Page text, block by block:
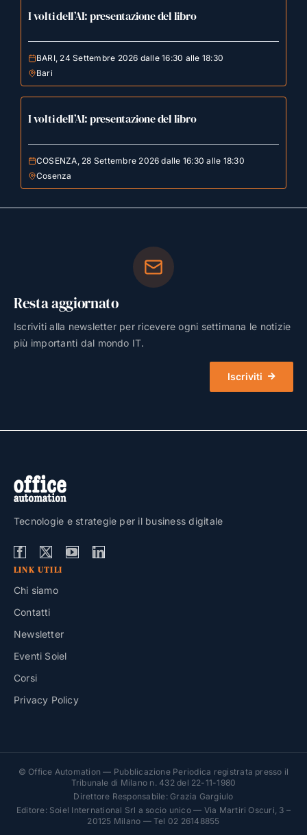
I volti dell’AI: presentazione del libro
BARI, 24 Settembre 2026 dalle 16:30 alle 18:30
Bari
I volti dell’AI: presentazione del libro
COSENZA, 28 Settembre 2026 dalle 16:30 alle 18:30
Cosenza
Resta aggiornato
Iscriviti alla newsletter per ricevere ogni settimana le notizie
più importanti dal mondo IT.
Iscriviti
Tecnologie e strategie per il business digitale
LINK UTILI
Chi siamo
Contatti
Newsletter
Eventi Soiel
Corsi
Privacy Policy
© Office Automation — Pubblicazione Periodica registrata presso il
Tribunale di Milano n. 432 del 22-11-1980
Direttore Responsabile: Grazia Gargiulo
Editore: Soiel International Srl a socio unico — Via Martiri Oscuri, 3 –
20125 Milano — Tel 02 26148855